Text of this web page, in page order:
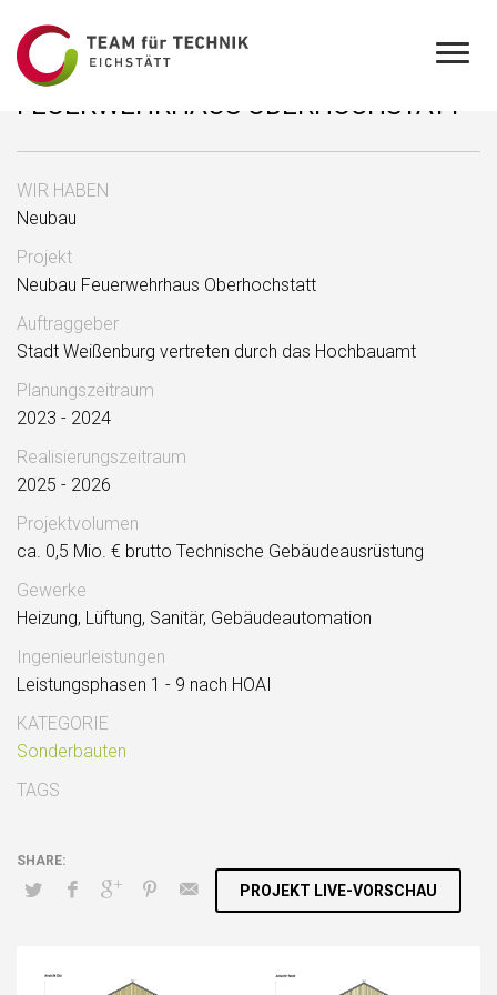
FEUERWEHRHAUS OBERHOCHSTATT
WIR HABEN
Neubau
Projekt
Neubau Feuerwehrhaus Oberhochstatt
Auftraggeber
Stadt Weißenburg vertreten durch das Hochbauamt
Planungszeitraum
2023 - 2024
Realisierungszeitraum
2025 - 2026
Projektvolumen
ca. 0,5 Mio. € brutto Technische Gebäudeausrüstung
Gewerke
Heizung, Lüftung, Sanitär, Gebäudeautomation
Ingenieurleistungen
Leistungsphasen 1 - 9 nach HOAI
KATEGORIE
Sonderbauten
TAGS
PROJEKT LIVE-VORSCHAU